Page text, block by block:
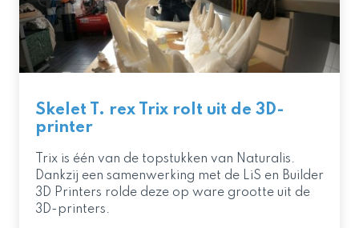
Skelet T. rex Trix rolt uit de 3D-
printer
Trix is één van de topstukken van Naturalis.
Dankzij een samenwerking met de LiS en Builder
3D Printers rolde deze op ware grootte uit de
3D-printers.